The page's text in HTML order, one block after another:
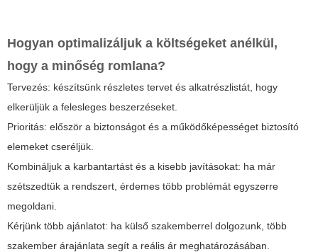
Hogyan optimalizáljuk a költségeket anélkül,
hogy a minőség romlana?
Tervezés: készítsünk részletes tervet és alkatrészlistát, hogy
elkerüljük a felesleges beszerzéseket.
Prioritás: először a biztonságot és a működőképességet biztosító
elemeket cseréljük.
Kombináljuk a karbantartást és a kisebb javításokat: ha már
szétszedtük a rendszert, érdemes több problémát egyszerre
megoldani.
Kérjünk több ajánlatot: ha külső szakemberrel dolgozunk, több
szakember árajánlata segít a reális ár meghatározásában.